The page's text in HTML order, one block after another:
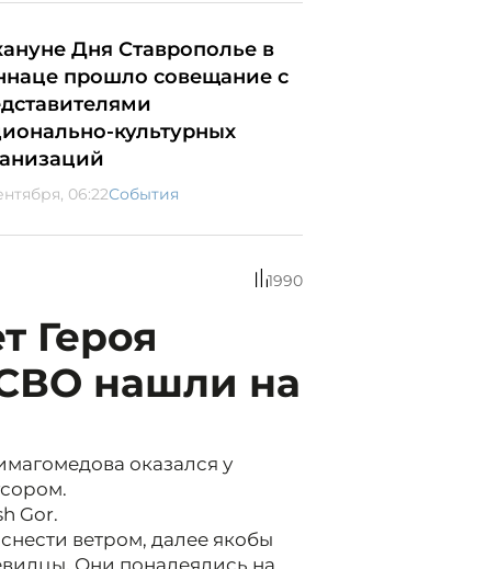
Дня Ставрополье в
прошло совещание с
культурных
06:22События
1990
Героя
нашли на
оказался у
Gor.
ветром, далее якобы